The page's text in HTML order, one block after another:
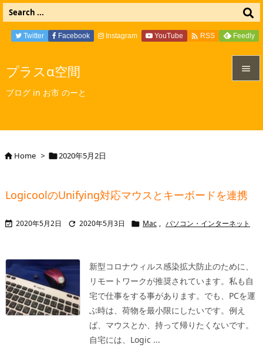
プラスα空間
ブログ in お市 のーと

次へ
検索
Twitter Facebook Instagram YouTube  RSS Feedly
Home > 2020年5月2日
LogicoolのUnifying対応マウスとキーボードを連携
 2020年5月2日  2020年5月3日  Mac , パソコン・インターネット
新型コロナウィルス感染拡大防止のために、
リモートワークが推奨されています。私も自
宅で仕事をする事があります。でも、PCを運
ぶ時は、荷物を最小限にしたいです。例え
ば、マウスとか、持って帰りたくないです。
自宅には、Logic ...